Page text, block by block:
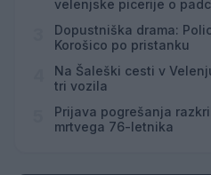
velenjske picerije o
Dopustniška drama:
Korošico po pristanku
Na Šaleški cesti v
tri vozila
Prijava pogrešanja
mrtvega 76-letnika